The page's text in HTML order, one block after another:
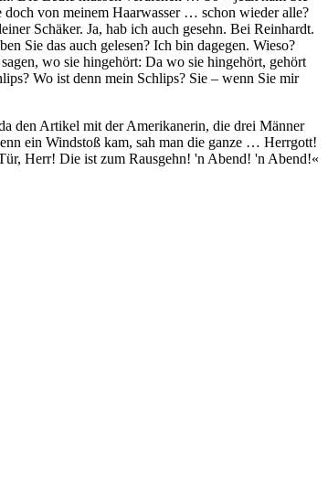
von meinem Haarwasser … schon wieder alle?
Schäker. Ja, hab ich auch gesehn. Bei Reinhardt.
Sie das auch gelesen? Ich bin dagegen. Wieso?
wo sie hingehört: Da wo sie hingehört, gehört
Wo ist denn mein Schlips? Sie – wenn Sie mir
den Artikel mit der Amerikanerin, die drei Männer
ein Windstoß kam, sah man die ganze … Herrgott!
Herr! Die ist zum Rausgehn! 'n Abend! 'n Abend!«